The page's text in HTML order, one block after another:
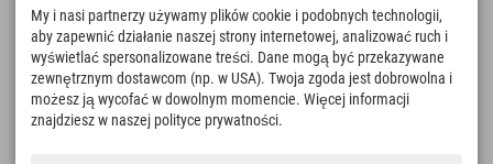
Czas na chwile odkrywcy
166
Jeziora górskie i baseny
rekreacyjne
4.634km
Stoki do jazdy na nartach i
snowboardzie
8.991km
My i nasi partnerzy używamy plików cookie i podobnych technologii,
aby zapewnić działanie naszej strony internetowej, analizować ruch i
wyświetlać spersonalizowane treści. Dane mogą być przekazywane
zewnętrznym dostawcom (np. w USA). Twoja zgoda jest dobrowolna i
możesz ją wycofać w dowolnym momencie. Więcej informacji
znajdziesz w naszej polityce prywatności.